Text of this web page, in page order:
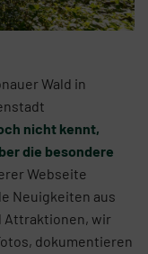
Wald in
nicht kennt,
die besondere
Webseite
Neuigkeiten aus
Attraktionen, wir
dokumentieren